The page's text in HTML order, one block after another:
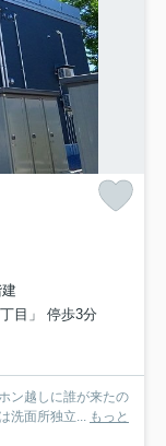
目」 停歩3分
ン越しに誰が来たの
洗面所独立... もっと